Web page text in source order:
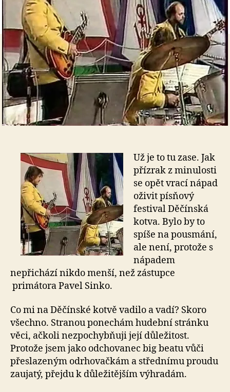
Už je to tu zase. Jak
přízrak z minulosti
se opět vrací nápad
oživit písňový
festival Děčínská
kotva. Bylo by to
spíše na pousmání,
ale není, protože s
nápadem
nepřichází nikdo menší, než zástupce
primátora Pavel Sinko.
Co mi na Děčínské kotvě vadilo a vadí? Skoro
všechno. Stranou ponechám hudební stránku
věci, ačkoli nezpochybňuji její důležitost.
Protože jsem jako odchovanec big beatu vůči
přeslazeným odrhovačkám a střednímu proudu
zaujatý, přejdu k důležitějším výhradám.